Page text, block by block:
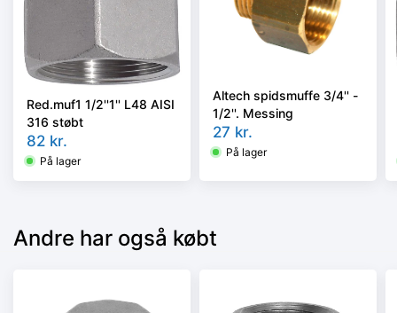
Red.muf1 1/2''1'' L48 AISI
316 støbt
82 kr.
På lager
Altech spidsmuffe 3/4'' -
1/2''. Messing
27 kr.
På lager
Andre har også købt